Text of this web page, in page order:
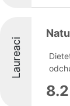
Laureaci
8.2